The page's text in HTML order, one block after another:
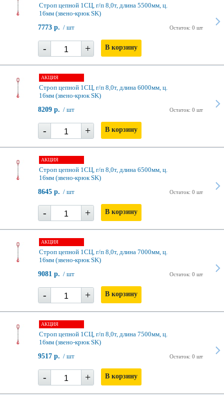
Строп цепной 1СЦ, г/п 8,0т, длина 5500мм, ц.
16мм (звено-крюк SK)
Остаток: 0 шт
7773 р. / шт
- + В корзину
АКЦИЯ
Строп цепной 1СЦ, г/п 8,0т, длина 6000мм, ц.
16мм (звено-крюк SK)
Остаток: 0 шт
8209 р. / шт
- + В корзину
АКЦИЯ
Строп цепной 1СЦ, г/п 8,0т, длина 6500мм, ц.
16мм (звено-крюк SK)
Остаток: 0 шт
8645 р. / шт
- + В корзину
АКЦИЯ
Строп цепной 1СЦ, г/п 8,0т, длина 7000мм, ц.
16мм (звено-крюк SK)
Остаток: 0 шт
9081 р. / шт
- + В корзину
АКЦИЯ
Строп цепной 1СЦ, г/п 8,0т, длина 7500мм, ц.
16мм (звено-крюк SK)
Остаток: 0 шт
9517 р. / шт
- + В корзину